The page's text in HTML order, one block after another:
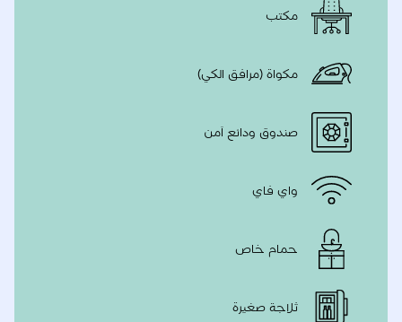
مكتب
مكواة (مرافق الكي)
صندوق ودائع آمن
واي فاي
حمام خاص
ثلاجة صغيرة